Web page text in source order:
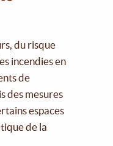
du risque
incendies en
de
des mesures
espaces
de la